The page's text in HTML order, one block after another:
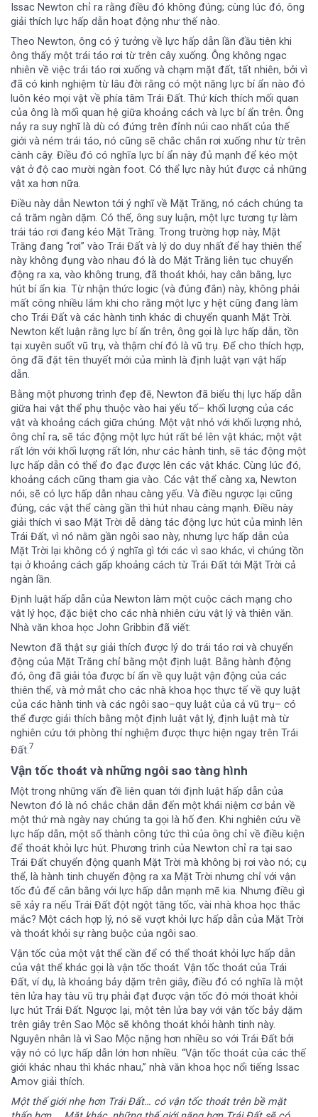
Issac Newton chỉ ra rằng điều đó không đúng; cùng lúc đó, ông
giải thích lực hấp dẫn hoạt động như thế nào.
Theo Newton, ông có ý tưởng về lực hấp dẫn lần đầu tiên khi
ông thấy một trái táo rơi từ trên cây xuống. Ông không ngạc
nhiên về việc trái táo rơi xuống và chạm mặt đất, tất nhiên, bởi vì
đã có kinh nghiệm từ lâu đời rằng có một năng lực bí ẩn nào đó
luôn kéo mọi vật về phía tâm Trái Đất. Thứ kích thích mối quan
của ông là mối quan hệ giữa khoảng cách và lực bí ẩn trên. Ông
nảy ra suy nghĩ là dù có đứng trên đỉnh núi cao nhất của thế
giới và ném trái táo, nó cũng sẽ chắc chắn rơi xuống như từ trên
cành cây. Điều đó có nghĩa lực bí ẩn này đủ mạnh để kéo một
vật ở độ cao mười ngàn foot. Có thể lực này hút được cả những
vật xa hơn nữa.
Điều này dẫn Newton tới ý nghĩ về Mặt Trăng, nó cách chúng ta
cả trăm ngàn dặm. Có thể, ông suy luận, một lực tương tự làm
trái táo rơi đang kéo Mặt Trăng. Trong trường hợp này, Mặt
Trăng đang “rơi” vào Trái Đất và lý do duy nhất để hay thiên thể
này không đụng vào nhau đó là do Mặt Trăng liên tục chuyển
động ra xa, vào không trung, đã thoát khỏi, hay cân bằng, lực
hút bí ẩn kia. Từ nhận thức logic (và đúng đắn) này, không phải
mất công nhiều lắm khi cho rằng một lực y hệt cũng đang làm
cho Trái Đất và các hành tinh khác di chuyển quanh Mặt Trời.
Newton kết luận rằng lực bí ẩn trên, ông gọi là lực hấp dẫn, tồn
tại xuyên suốt vũ trụ, và thậm chí đó là vũ trụ. Để cho thích hợp,
ông đã đặt tên thuyết mới của mình là định luật vạn vật hấp
dẫn.
Bằng một phương trình đẹp đẽ, Newton đã biểu thị lực hấp dẫn
giữa hai vật thể phụ thuộc vào hai yếu tố– khối lượng của các
vật và khoảng cách giữa chúng. Một vật nhỏ với khối lượng nhỏ,
ông chỉ ra, sẽ tác động một lực hút rất bé lên vật khác; một vật
rất lớn với khối lượng rất lớn, như các hành tinh, sẽ tác động một
lực hấp dẫn có thể đo đạc được lên các vật khác. Cùng lúc đó,
khoảng cách cũng tham gia vào. Các vật thể càng xa, Newton
nói, sẽ có lực hấp dẫn nhau càng yếu. Và điều ngược lại cũng
đúng, các vật thể càng gần thì hút nhau càng mạnh. Điều này
giải thích vì sao Mặt Trời dễ dàng tác động lực hút của mình lên
Trái Đất, vì nó nằm gần ngôi sao này, nhưng lực hấp dẫn của
Mặt Trời lại không có ý nghĩa gì tới các vì sao khác, vì chúng tồn
tại ở khoảng cách gấp khoảng cách từ Trái Đất tới Mặt Trời cả
ngàn lần.
Định luật hấp dẫn của Newton làm một cuộc cách mạng cho
vật lý học, đặc biệt cho các nhà nhiên cứu vật lý và thiên văn.
Nhà văn khoa học John Gribbin đã viết:
Newton đã thật sự giải thích được lý do trái táo rơi và chuyển
động của Mặt Trăng chỉ bằng một định luật. Bằng hành động
đó, ông đã giải tỏa được bí ẩn về quy luật vận động của các
thiên thể, và mở mắt cho các nhà khoa học thực tế về quy luật
của các hành tinh và các ngôi sao–quy luật của cả vũ trụ– có
thể được giải thích bằng một định luật vật lý, định luật mà từ
nghiên cứu tới phòng thí nghiệm được thực hiện ngay trên Trái
Đất.7
Vận tốc thoát và những ngôi sao tàng hình
Một trong những vấn đề liên quan tới định luật hấp dẫn của
Newton đó là nó chắc chắn dẫn đến một khái niệm cơ bản về
một thứ mà ngày nay chúng ta gọi là hố đen. Khi nghiên cứu về
lực hấp dẫn, một số thành công tức thì của ông chỉ về điều kiện
để thoát khỏi lực hút. Phương trình của Newton chỉ ra tại sao
Trái Đất chuyển động quanh Mặt Trời mà không bị rơi vào nó; cụ
thể, là hành tinh chuyển động ra xa Mặt Trời nhưng chỉ với vận
tốc đủ để cân bằng với lực hấp dẫn mạnh mẽ kia. Nhưng điều gì
sẽ xảy ra nếu Trái Đất đột ngột tăng tốc, vài nhà khoa học thắc
mắc? Một cách hợp lý, nó sẽ vượt khỏi lực hấp dẫn của Mặt Trời
và thoát khỏi sự ràng buộc của ngôi sao.
Vận tốc của một vật thể cần để có thể thoát khỏi lực hấp dẫn
của vật thể khác gọi là vận tốc thoát. Vận tốc thoát của Trái
Đất, ví dụ, là khoảng bảy dặm trên giây, điều đó có nghĩa là một
tên lửa hay tàu vũ trụ phải đạt được vận tốc đó mới thoát khỏi
lực hút Trái Đất. Ngược lại, một tên lửa bay với vận tốc bảy dặm
trên giây trên Sao Mộc sẽ không thoát khỏi hành tinh này.
Nguyên nhân là vì Sao Mộc nặng hơn nhiều so với Trái Đất bởi
vậy nó có lực hấp dẫn lớn hơn nhiều. “Vận tốc thoát của các thế
giới khác nhau thì khác nhau,” nhà văn khoa học nổi tiếng Issac
Amov giải thích.
Một thế giới nhẹ hơn Trái Đất… có vận tốc thoát trên bề mặt